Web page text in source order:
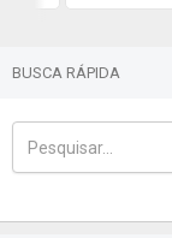
BUSCA RÁPIDA